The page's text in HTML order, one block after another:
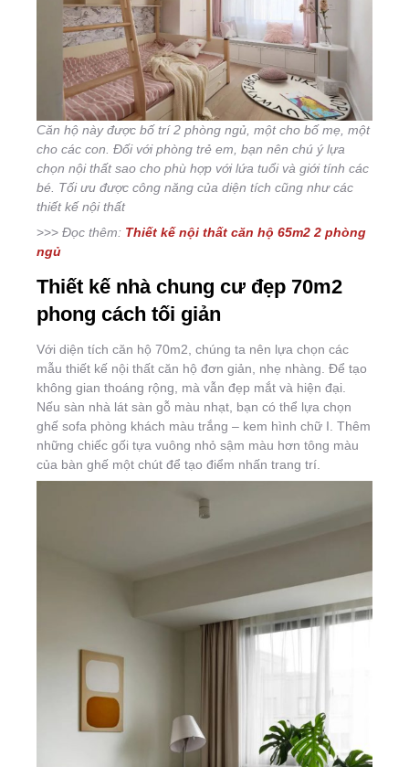
Căn hộ này được bố trí 2 phòng ngủ, một cho bố mẹ, một
cho các con. Đối với phòng trẻ em, bạn nên chú ý lựa
chọn nội thất sao cho phù hợp với lứa tuổi và giới tính các
bé. Tối ưu được công năng của diện tích cũng như các
thiết kế nội thất
>>> Đọc thêm: Thiết kế nội thất căn hộ 65m2 2 phòng
ngủ
Thiết kế nhà chung cư đẹp 70m2
phong cách tối giản
Với diện tích căn hộ 70m2, chúng ta nên lựa chọn các
mẫu thiết kế nội thất căn hộ đơn giản, nhẹ nhàng. Để tạo
không gian thoáng rộng, mà vẫn đẹp mắt và hiện đại.
Nếu sàn nhà lát sàn gỗ màu nhạt, bạn có thể lựa chọn
ghế sofa phòng khách màu trắng – kem hình chữ I. Thêm
những chiếc gối tựa vuông nhỏ sậm màu hơn tông màu
của bàn ghế một chút để tạo điểm nhấn trang trí.